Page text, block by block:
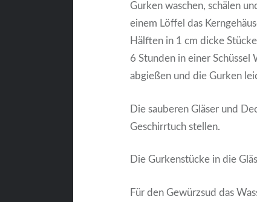
Gurken waschen, schälen
einem Löffel das
Hälften in 1 cm dicke
6 Stunden in einer Schüssel
abgießen und die Gurken
Die sauberen Gläser und
Geschirrtuch stellen.
Die Gurkenstücke in die
Für den Gewürzsud das